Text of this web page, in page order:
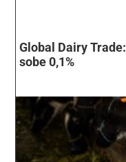
Global Dairy
sobe 0,1%